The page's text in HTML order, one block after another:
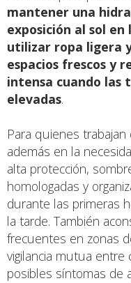
mantener una
exposición al sol
utilizar ropa ligera
espacios frescos y
intensa cuando las
elevadas.
Para quienes
además en la
alta protección,
homologadas y
durante las primeras
la tarde. También
frecuentes en zonas
vigilancia mutua
posibles síntomas de